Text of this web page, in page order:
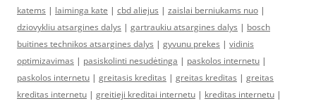
katems | laiminga kate | cbd aliejus | zaislai berniukams nuo |
dziovykliu atsargines dalys | gartraukiu atsargines dalys | bosch
buitines technikos atsargines dalys | gyvunu prekes | vidinis
optimizavimas | pasiskolinti nesudėtinga | paskolos internetu |
paskolos internetu | greitasis kreditas | greitas kreditas | greitas
kreditas internetu | greitieji kreditai internetu | kreditas internetu |